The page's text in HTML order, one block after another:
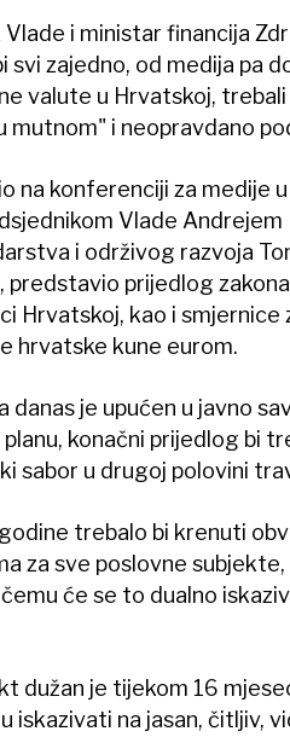
i ministar financija
svi zajedno, od medija pa
valute u Hrvatskoj,
mutnom" i neopravdano
na konferenciji za medije
Vlade
i održivog razvoja
predstavio prijedlog
Hrvatskoj, kao i
hrvatske kune eurom.
danas je upućen u javno
konačni prijedlog bi
sabor u drugoj polovini
trebalo bi krenuti
za sve poslovne
će se to dualno
dužan je tijekom 16
iskazivati na jasan, čitljiv,